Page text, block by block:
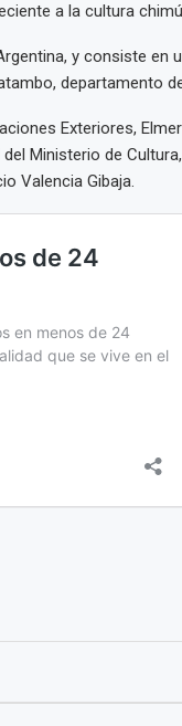
a la cultura
y consiste en
departamento
Exteriores,
Ministerio de
Valencia Gibaja.